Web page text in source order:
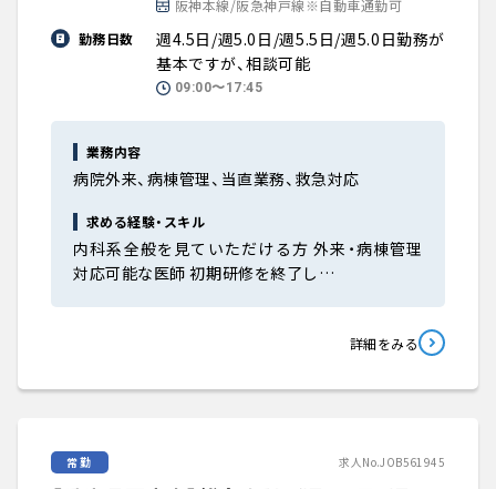
阪神本線/阪急神戸線※自動車通勤可
勤務日数
週4.5日/週5.0日/週5.5日/週5.0日勤務が
基本ですが、相談可能
09:00〜17:45
業務内容
病院外来、病棟管理、当直業務、救急対応
求める経験・スキル
内科系全般を見ていただける方 外来・病棟管理
対応可能な医師 初期研修を終了し…
詳細をみる
常勤 求人No.JOB561945